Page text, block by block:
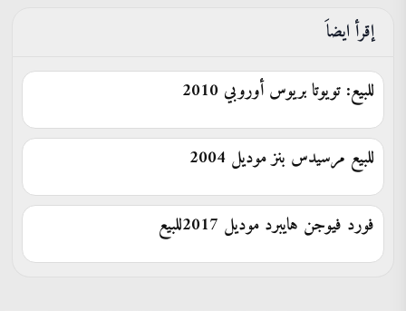
إقرأ ايضاَ
للبيع: تويوتا بريوس أوروبي 2010
للبيع مرسيدس بنز موديل 2004
فورد فيوجن هايبرد موديل 2017للبيع